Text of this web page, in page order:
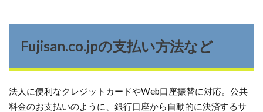
Fujisan.co.jpの支払い方法など
法人に便利なクレジットカードやWeb口座振替に対応。公共
料金のお支払いのように、銀行口座から自動的に決済するサ